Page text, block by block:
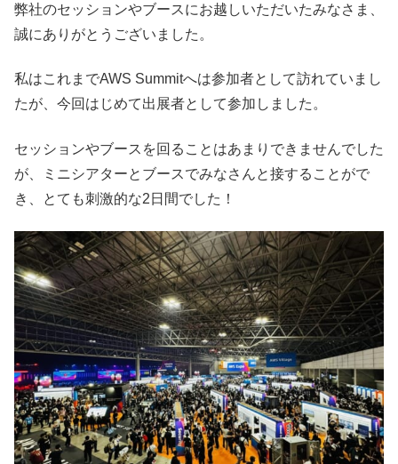
弊社のセッションやブースにお越しいただいたみなさま、
誠にありがとうございました。
私はこれまでAWS Summitへは参加者として訪れていまし
たが、今回はじめて出展者として参加しました。
セッションやブースを回ることはあまりできませんでした
が、ミニシアターとブースでみなさんと接することがで
き、とても刺激的な2日間でした！